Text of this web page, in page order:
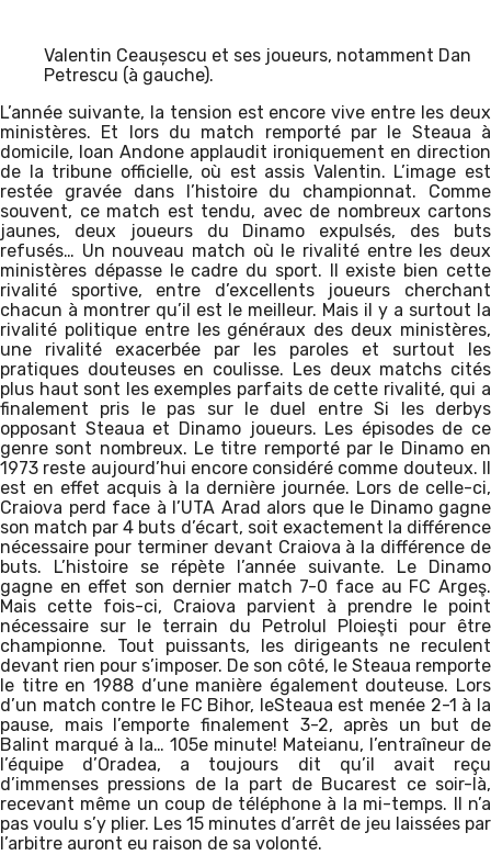
Valentin Ceaușescu et ses joueurs, notamment Dan
Petrescu (à gauche).
L’année suivante, la tension est encore vive entre les deux
ministères. Et lors du match remporté par le Steaua à
domicile, Ioan Andone applaudit ironiquement en direction
de la tribune officielle, où est assis Valentin. L’image est
restée gravée dans l’histoire du championnat. Comme
souvent, ce match est tendu, avec de nombreux cartons
jaunes, deux joueurs du Dinamo expulsés, des buts
refusés… Un nouveau match où le rivalité entre les deux
ministères dépasse le cadre du sport. Il existe bien cette
rivalité sportive, entre d’excellents joueurs cherchant
chacun à montrer qu’il est le meilleur. Mais il y a surtout la
rivalité politique entre les généraux des deux ministères,
une rivalité exacerbée par les paroles et surtout les
pratiques douteuses en coulisse. Les deux matchs cités
plus haut sont les exemples parfaits de cette rivalité, qui a
finalement pris le pas sur le duel entre Si les derbys
opposant Steaua et Dinamo joueurs. Les épisodes de ce
genre sont nombreux. Le titre remporté par le Dinamo en
1973 reste aujourd’hui encore considéré comme douteux. Il
est en effet acquis à la dernière journée. Lors de celle-ci,
Craiova perd face à l’UTA Arad alors que le Dinamo gagne
son match par 4 buts d’écart, soit exactement la différence
nécessaire pour terminer devant Craiova à la différence de
buts. L’histoire se répète l’année suivante. Le Dinamo
gagne en effet son dernier match 7-0 face au FC Argeş.
Mais cette fois-ci, Craiova parvient à prendre le point
nécessaire sur le terrain du Petrolul Ploieşti pour être
championne. Tout puissants, les dirigeants ne reculent
devant rien pour s’imposer. De son côté, le Steaua remporte
le titre en 1988 d’une manière également douteuse. Lors
d’un match contre le FC Bihor, leSteaua est menée 2-1 à la
pause, mais l’emporte finalement 3-2, après un but de
Balint marqué à la… 105e minute! Mateianu, l’entraîneur de
l’équipe d’Oradea, a toujours dit qu’il avait reçu
d’immenses pressions de la part de Bucarest ce soir-là,
recevant même un coup de téléphone à la mi-temps. Il n’a
pas voulu s’y plier. Les 15 minutes d’arrêt de jeu laissées par
l’arbitre auront eu raison de sa volonté.